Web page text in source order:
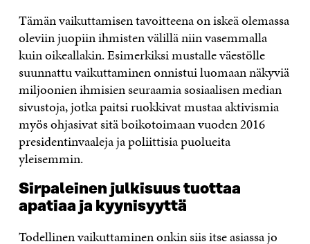
Tämän vaikuttamisen tavoitteena on iskeä olemassa
oleviin juopiin ihmisten välillä niin vasemmalla
kuin oikeallakin. Esimerkiksi mustalle väestölle
suunnattu vaikuttaminen onnistui luomaan näkyviä
miljoonien ihmisien seuraamia sosiaalisen median
sivustoja, jotka paitsi ruokkivat mustaa aktivismia
myös ohjasivat sitä boikotoimaan vuoden 2016
presidentinvaaleja ja poliittisia puolueita
yleisemmin.
Sirpaleinen julkisuus tuottaa
apatiaa ja kyynisyyttä
Todellinen vaikuttaminen onkin siis itse asiassa jo